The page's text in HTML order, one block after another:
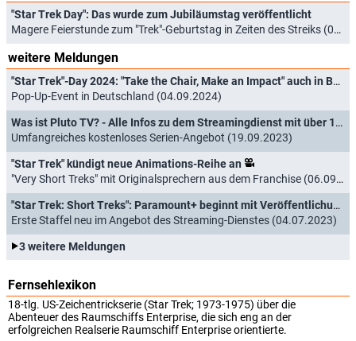
"Star Trek Day": Das wurde zum Jubiläumstag veröffentlicht
Magere Feierstunde zum "Trek"-Geburtstag in Zeiten des Streiks (09.09.2023)
weitere Meldungen
"Star Trek"-Day 2024: "Take the Chair, Make an Impact" auch in Berlin
Pop-Up-Event in Deutschland (04.09.2024)
Was ist Pluto TV? - Alle Infos zu dem Streamingdienst mit über 100 FAST-Channels
Umfangreiches kostenloses Serien-Angebot (19.09.2023)
"Star Trek" kündigt neue Animations-Reihe an
"Very Short Treks" mit Originalsprechern aus dem Franchise (06.09.2023)
"Star Trek: Short Treks": Paramount+ beginnt mit Veröffentlichung
Erste Staffel neu im Angebot des Streaming-Dienstes (04.07.2023)
3 weitere Meldungen
Fernsehlexikon
18-tlg. US-Zeichentrickserie (Star Trek; 1973-1975) über die
Abenteuer des Raumschiffs Enterprise, die sich eng an der
erfolgreichen Realserie Raumschiff Enterprise orientierte.